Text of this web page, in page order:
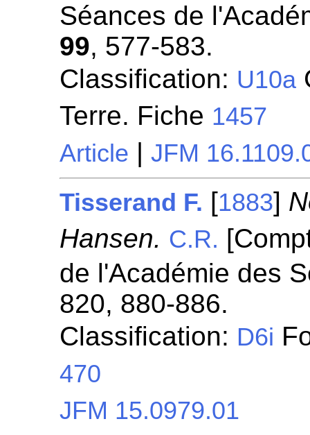
Séances de
99, 577-583.
Classification: U10a
Terre. Fiche 1457
Article |JFM
Tisserand F. [1883]
Hansen. C.R.
de l'Académie des
820, 880-886.
Classification: D6i
470
JFM 15.0979.01